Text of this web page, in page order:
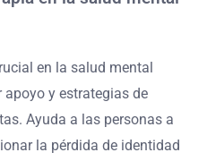
en la salud mental
y estrategias de
Ayuda a las personas a
la pérdida de identidad